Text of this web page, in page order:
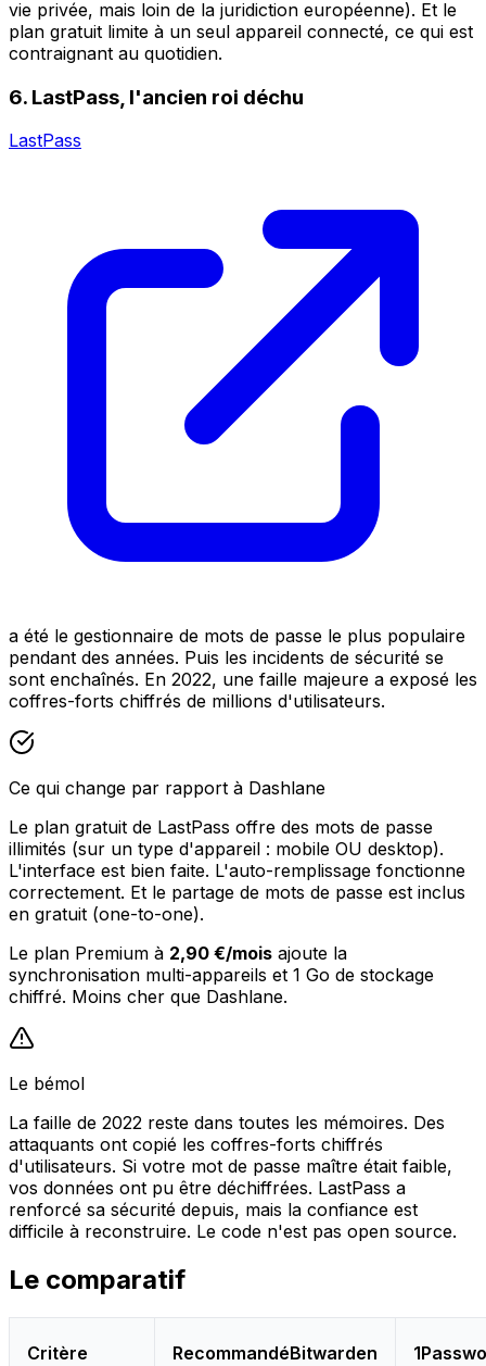
vie privée, mais loin de la juridiction européenne). Et le
plan gratuit limite à un seul appareil connecté, ce qui est
contraignant au quotidien.
6. LastPass, l'ancien roi déchu
LastPass
a été le gestionnaire de mots de passe le plus populaire
pendant des années. Puis les incidents de sécurité se
sont enchaînés. En 2022, une faille majeure a exposé les
coffres-forts chiffrés de millions d'utilisateurs.
Ce qui change par rapport à Dashlane
Le plan gratuit de LastPass offre des mots de passe
illimités (sur un type d'appareil : mobile OU desktop).
L'interface est bien faite. L'auto-remplissage fonctionne
correctement. Et le partage de mots de passe est inclus
en gratuit (one-to-one).
Le plan Premium à 2,90 €/mois ajoute la
synchronisation multi-appareils et 1 Go de stockage
chiffré. Moins cher que Dashlane.
Le bémol
La faille de 2022 reste dans toutes les mémoires. Des
attaquants ont copié les coffres-forts chiffrés
d'utilisateurs. Si votre mot de passe maître était faible,
vos données ont pu être déchiffrées. LastPass a
renforcé sa sécurité depuis, mais la confiance est
difficile à reconstruire. Le code n'est pas open source.
Le comparatif
Critère RecommandéBitwarden